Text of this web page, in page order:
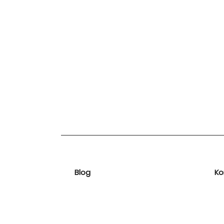
Blog